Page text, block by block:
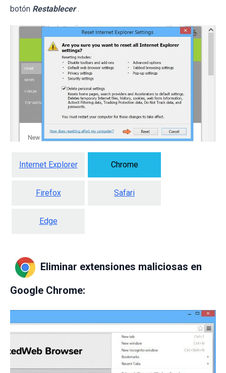
botón Restablecer .
Internet Explorer Chrome
Firefox Safari
Edge
Eliminar extensiones maliciosas en
Google Chrome: